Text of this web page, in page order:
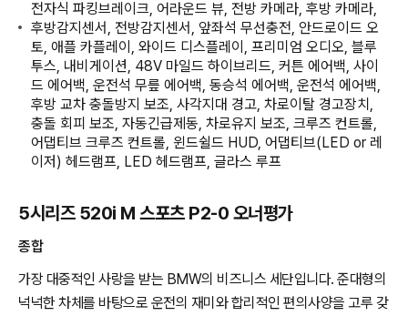
전자식 파킹브레이크, 어라운드 뷰, 전방 카메라, 후방 카메라,
후방감지센서, 전방감지센서, 앞좌석 무선충전, 안드로이드 오
토, 애플 카플레이, 와이드 디스플레이, 프리미엄 오디오, 블루
투스, 내비게이션, 48V 마일드 하이브리드, 커튼 에어백, 사이
드 에어백, 운전석 무릎 에어백, 동승석 에어백, 운전석 에어백,
후방 교차 충돌방지 보조, 사각지대 경고, 차로이탈 경고장치,
충돌 회피 보조, 자동긴급제동, 차로유지 보조, 크루즈 컨트롤,
어댑티브 크루즈 컨트롤, 윈드쉴드 HUD, 어댑티브(LED or 레
이저) 헤드램프, LED 헤드램프, 글라스 루프
5시리즈 520i M 스포츠 P2-0 오너평가
종합
가장 대중적인 사랑을 받는 BMW의 비즈니스 세단입니다. 준대형의
넉넉한 차체를 바탕으로 운전의 재미와 합리적인 편의사양을 고루 갖